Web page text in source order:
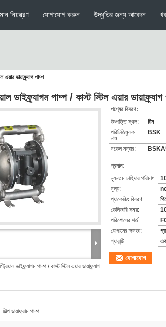
মান নিয়ন্ত্রণ যোগাযোগ করুন উদ্ধৃতির জন্য আবেদন
এয়ার ডায়াফ্র্যাগ পাম্প
ডাইফ্র্যাগম পাম্প / কাস্ট স্টিল এয়ার ডায়াফ্র্যাগ
ডাইফ্র্যাগম পাম্প / কাস্ট স্টিল এয়ার ডায়াফ্র্যাগ
পণ্যের বিবরণ:
উৎপত্তি স্থল:
চীন
পরিচিতিমুলক
নাম:
BSK
মডেল নম্বার:
প্রদান:
ন্যূনতম চাহিদার পরিমাণ:
মূল্য:
প্যাকেজিং বিবরণ:
ডেলিভারি সময়:
পরিশোধের শর্ত:
যোগানের ক্ষমতা:
গ্যারান্টি::
যোগাযোগ
শিল্প ডায়াফ্রাম পাম্প